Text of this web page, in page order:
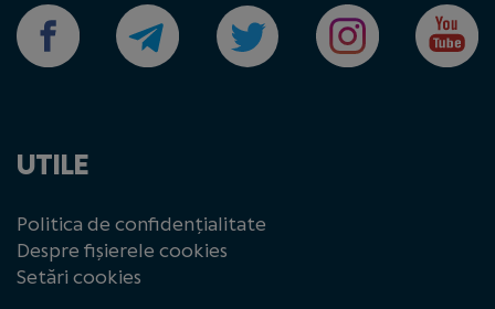
UTILE
Politica de confidențialitate
Despre fișierele cookies
Setări cookies